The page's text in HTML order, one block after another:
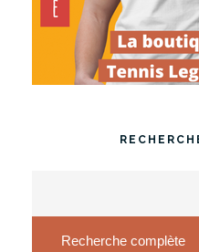
Recherche complète